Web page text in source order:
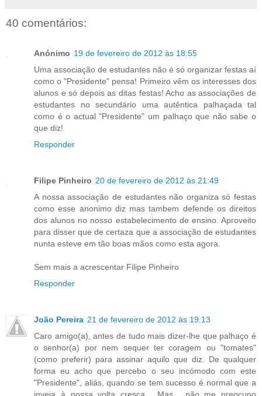
40 comentários:
Anónimo 19 de fevereiro de 2012 às 18:55
Uma associação de estudantes não é só organizar festas aí
como o "Presidente" pensa! Primeiro vêm os interesses dos
alunos e só depois as ditas festas! Acho as associações de
estudantes no secundário uma autêntica palhaçada tal
como é o actual "Presidente" um palhaço que não sabe o
que diz!
Responder
Filipe Pinheiro 20 de fevereiro de 2012 às 21:49
A nossa associação de estudantes não organiza só festas
como esse anonimo diz mas tambem defende os direitos
dos alunos no nosso estabelecimento de ensino. Aproveito
para disser que de certaza que a associação de estudantes
nunta esteve em tão boas mãos como esta agora.
Sem mais a acrescentar Filipe Pinheiro
Responder
João Pereira 21 de fevereiro de 2012 às 19:13
Caro amigo(a), antes de tudo mais dizer-lhe que palhaço é
o senhor(a) por nem sequer ter coragem ou "tomates"
(como preferir) para assinar aquilo que diz. De qualquer
forma eu acho que percebo o seu incómodo com este
"Presidente", aliás, quando se tem sucesso é normal que a